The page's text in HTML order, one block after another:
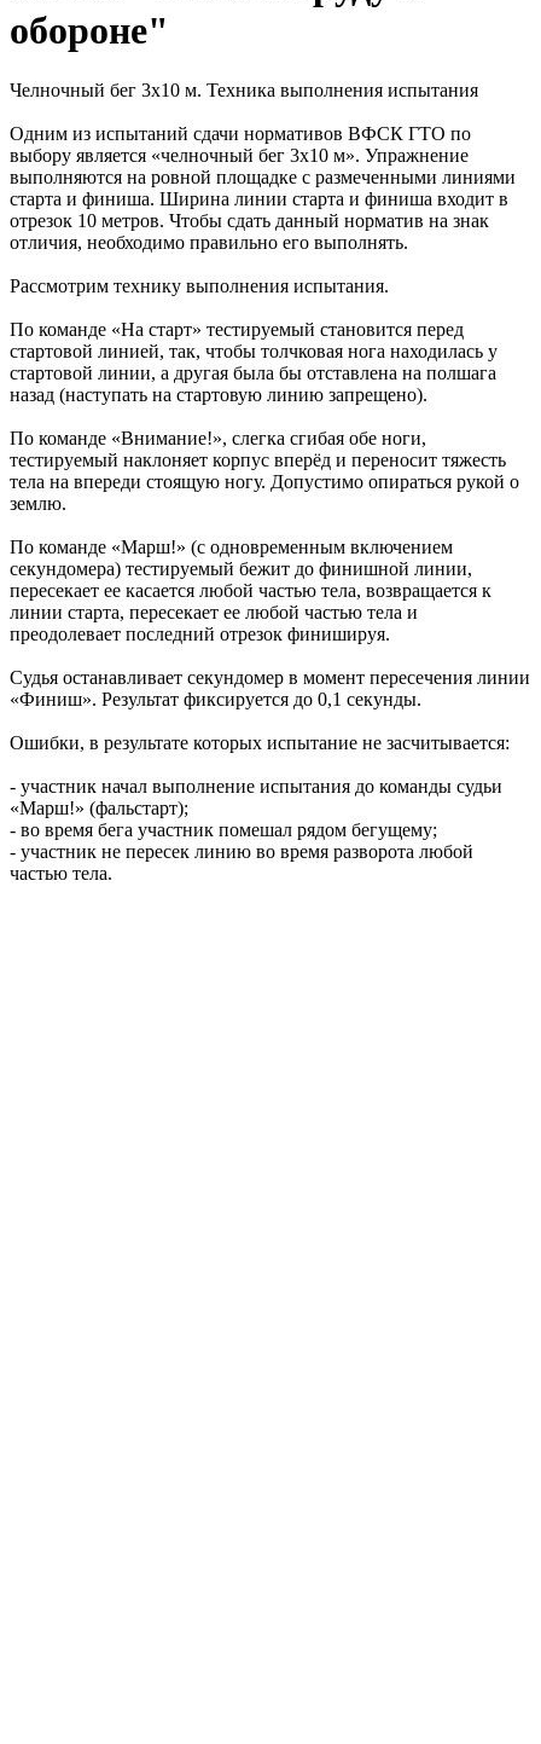
обороне"
Челночный бег 3х10 м. Техника выполнения испытания
Одним из испытаний сдачи нормативов ВФСК ГТО по
выбору является «челночный бег 3х10 м». Упражнение
выполняются на ровной площадке с размеченными линиями
старта и финиша. Ширина линии старта и финиша входит в
отрезок 10 метров. Чтобы сдать данный норматив на знак
отличия, необходимо правильно его выполнять.
Рассмотрим технику выполнения испытания.
По команде «На старт» тестируемый становится перед
стартовой линией, так, чтобы толчковая нога находилась у
стартовой линии, а другая была бы отставлена на полшага
назад (наступать на стартовую линию запрещено).
По команде «Внимание!», слегка сгибая обе ноги,
тестируемый наклоняет корпус вперёд и переносит тяжесть
тела на впереди стоящую ногу. Допустимо опираться рукой о
землю.
По команде «Марш!» (с одновременным включением
секундомера) тестируемый бежит до финишной линии,
пересекает ее касается любой частью тела, возвращается к
линии старта, пересекает ее любой частью тела и
преодолевает последний отрезок финишируя.
Судья останавливает секундомер в момент пересечения линии
«Финиш». Результат фиксируется до 0,1 секунды.
Ошибки, в результате которых испытание не засчитывается:
- участник начал выполнение испытания до команды судьи
«Марш!» (фальстарт);
- во время бега участник помешал рядом бегущему;
- участник не пересек линию во время разворота любой
частью тела.